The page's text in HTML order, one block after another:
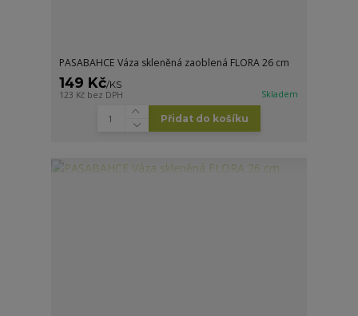
PASABAHCE Váza skleněná zaoblená FLORA 26 cm
149 Kč/KS
123 Kč bez DPH Skladem
Přidat do košíku